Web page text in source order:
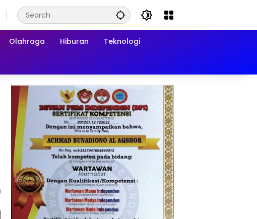
Olahraga Hiburan Teknologi